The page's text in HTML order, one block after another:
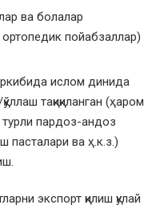
ва болалар
пойабзаллар)
ислом динида
тақиқиланган (ҳаром
турли пардоз-андоз
пасталари ва ҳ.к.з.)
экспорт қилиш қулай